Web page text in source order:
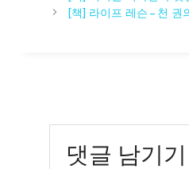
고
[책] 라이프 레슨 – 천
댓글 남기기